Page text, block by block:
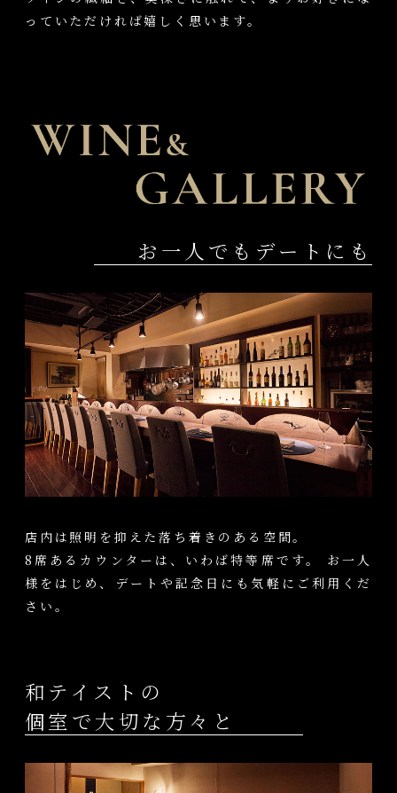
っていただければ嬉しく思います。
お一人でもデートにも
店内は照明を抑えた落ち着きのある空間。
8席あるカウンターは、いわば特等席です。 お一人
様をはじめ、デートや記念日にも気軽にご利用くだ
さい。
和テイストの
個室で大切な方々と